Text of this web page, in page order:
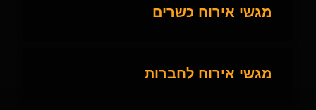
מגשי אירוח כשרים
מגשי אירוח לחברות